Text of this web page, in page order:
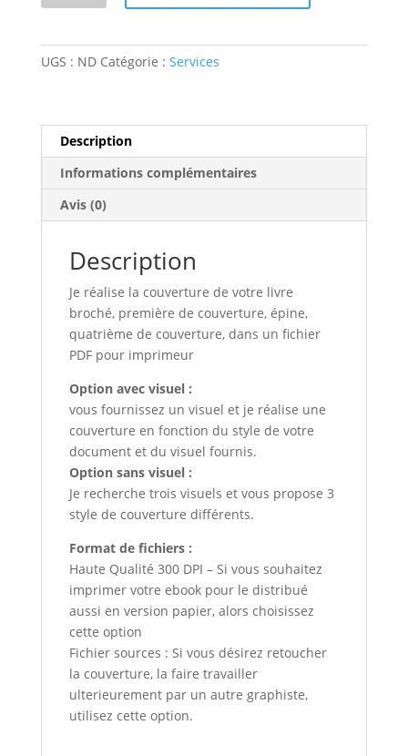
couverture
UGS : ND Catégorie : Services
Description
Informations complémentaires
Avis (0)
Description
Je réalise la couverture de votre livre
broché, première de couverture, épine,
quatrième de couverture, dans un fichier
PDF pour imprimeur
Option avec visuel :
vous fournissez un visuel et je réalise une
couverture en fonction du style de votre
document et du visuel fournis.
Option sans visuel :
Je recherche trois visuels et vous propose 3
style de couverture différents.
Format de fichiers :
Haute Qualité 300 DPI – Si vous souhaitez
imprimer votre ebook pour le distribué
aussi en version papier, alors choisissez
cette option
Fichier sources : Si vous désirez retoucher
la couverture, la faire travailler
ulterieurement par un autre graphiste,
utilisez cette option.